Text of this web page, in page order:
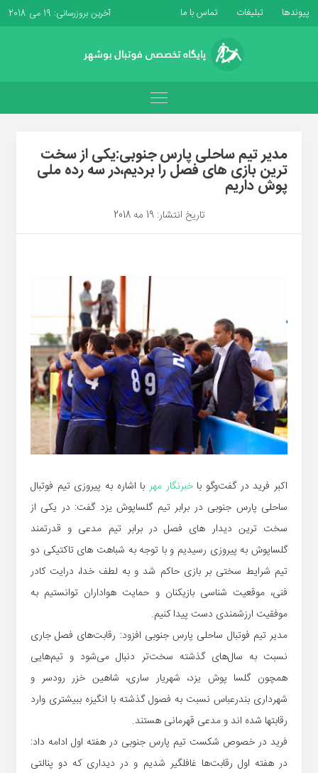
پیوندها تبلیغات تماس با ما آخرین بروزرسانی: 19 می 2018
مدیر تیم ساحلی پارس جنوبی:یکی از سخت
ترین بازی های فصل را بردیم،در سه رده ملی
پوش داریم
تاریخ انتشار: 19 مه 2018
اکبر فرید در گفت‌وگو باخبرنگار مهر با اشاره به پیروزی تیم فوتبال
ساحلی پارس جنوبی در برابر تیم گلساپوش یزد گفت: در یکی از
سخت ترین دیدار های فصل در برابر تیم مدعی و قدرتمند
گلساپوش به پیروزی رسیدیم و با توجه به شباهت های تاکتیکی دو
تیم شرایط سختی بر بازی حاکم شد و به لطف خدا، درایت کادر
فنی، موقعیت شناسی بازیکنان و حمایت هواداران توانستیم به
موفقیت ارزشمندی دست پیدا کنیم.
مدیر تیم فوتبال ساحلی پارس جنوبی افزود: رقابت‌های فصل جاری
نسبت به سال‌های گذشته سخت‌تر دنبال می‌شود و تیم‌هایی
همچون گلسا پوش یزد، شهریار ساری، شاهین خزر رودسر و
شهرداری بندرعباس نسبت به فصول گذشته با انگیزه ببیشتری وارد
رقابتها شده اند و مدعی قهرمانی هستند.
فرید در خصوص شکست تیم پارس جنوبی در هفته اول ادامه داد:
در هفته اول رقابت‌ها غافلگیر شدیم و در دیداری که دو پنالتی